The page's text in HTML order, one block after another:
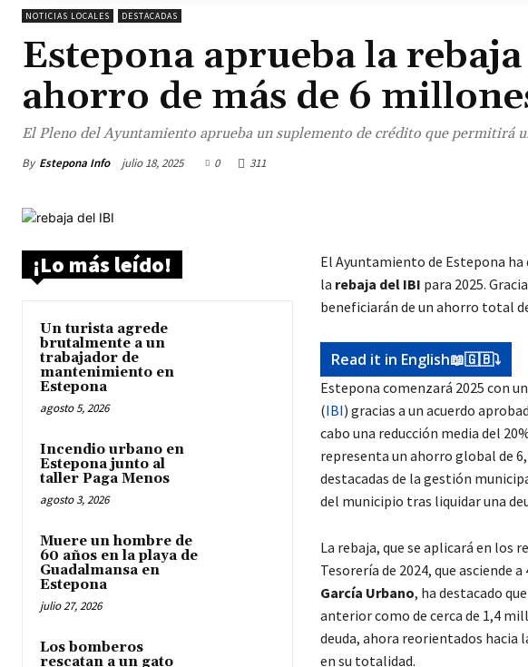
NOTICIAS LOCALES DESTACADAS
Estepona aprueba la
ahorro de más de 6
El Pleno del Ayuntamiento aprueba un suplemento de crédito que permitirá
By Estepona Info julio 18, 2025 0 311
¡Lo más leído!
Un turista agrede
brutalmente a un
trabajador de
mantenimiento en
Estepona
agosto 5, 2026
Incendio urbano en
Estepona junto al
taller Paga Menos
agosto 3, 2026
Muere un hombre de
60 años en la playa de
Guadalmansa en
Estepona
julio 27, 2026
Los bomberos
rescatan a un gato
El Ayuntamiento de Estepona
la rebaja del IBI para 2025.
beneficiarán de un ahorro total
Read it in English📖🇬🇧⤵️
Estepona comenzará 2025 con
(IBI) gracias a un acuerdo
cabo una reducción media del
representa un ahorro global de
destacadas de la gestión
del municipio tras liquidar una
La rebaja, que se aplicará en los
Tesorería de 2024, que asciende
García Urbano, ha destacado
anterior como de cerca de 1,4
deuda, ahora reorientados hacia
en su totalidad.